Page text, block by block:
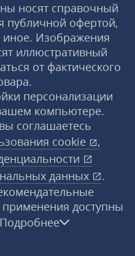
носят справочный
публичной офертой,
иное. Изображения
иллюстративный
от фактического
персонализации
компьютере.
соглашаетесь
cookie
,
данных
.
применения доступны
Подробнее